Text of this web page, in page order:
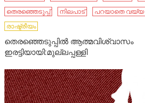
തെരഞ്ഞെടുപ്പ്
നിലപാട് പറയാതെ വയ്യ
രാഷ്ട്രീയം
തെരഞ്ഞെടുപ്പില്‍ ആത്മവിശ്വാസം
ഇരട്ടിയായി:മുല്ലപ്പള്ളി